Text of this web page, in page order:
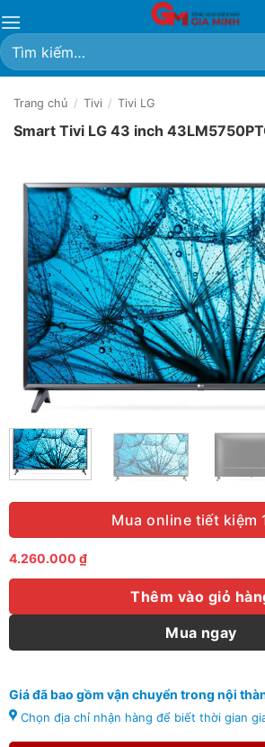
qua
nội
dung
Tìm
kiếm:
Trang chủ / Tivi / Tivi LG
Smart Tivi LG 43 inch
Mua online tiết kiệm
4.260.000 ₫
Thêm vào giỏ
Mua ngay
Giá đã bao gồm vận chuyển trong nội
Chọn địa chỉ nhận hàng để biết thời gian